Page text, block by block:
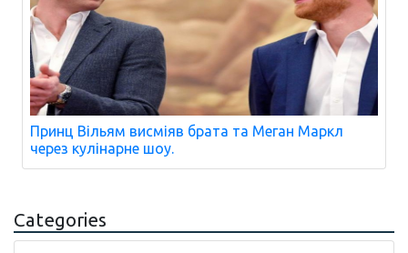
Принц Вільям висміяв брата та Меган Маркл
через кулінарне шоу.
Categories